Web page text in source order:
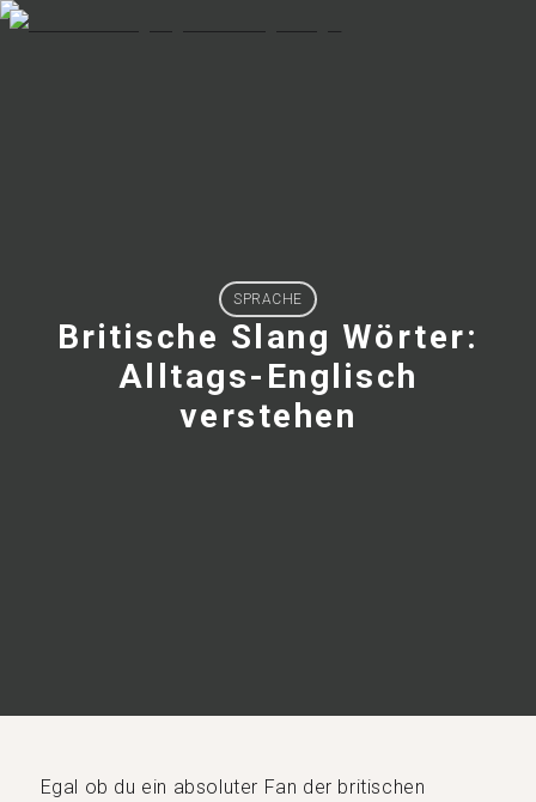
SPRACHE
Britische Slang Wörter:
Alltags-Englisch
verstehen
Egal ob du ein absoluter Fan der britischen